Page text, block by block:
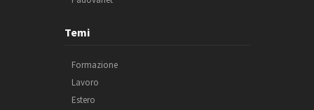
Temi
Formazione
Lavoro
Estero